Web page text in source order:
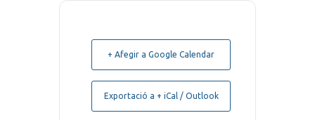
+ Afegir a Google Calendar
Exportació a + iCal / Outlook